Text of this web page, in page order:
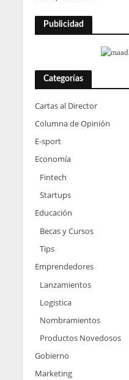
Publicidad
Categorías
Cartas al Director
Columna de Opinión
E-sport
Economía
Fintech
Startups
Educación
Becas y Cursos
Tips
Emprendedores
Lanzamientos
Logistica
Nombramientos
Productos Novedosos
Gobierno
Marketing